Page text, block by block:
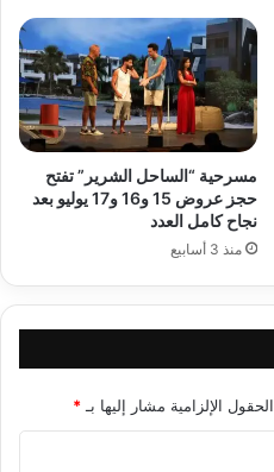
مسرحية “الساحل الشرير” تفتح
حجز عروض 15 و16 و17 يوليو بعد
نجاح كامل العدد
منذ 3 أسابيع
الحقول الإلزامية مشار إليها بـ *